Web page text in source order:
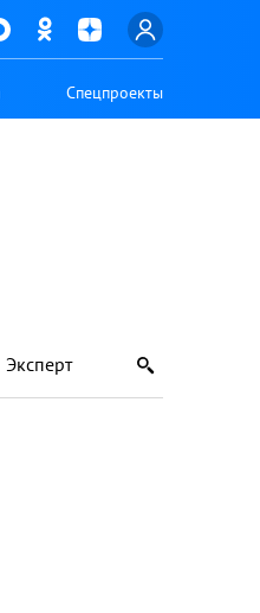
Спецпроекты
Эксперт